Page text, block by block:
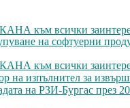
към всички
на софтуерни
към всички
на изпълнител за
на РЗИ-Бургас през